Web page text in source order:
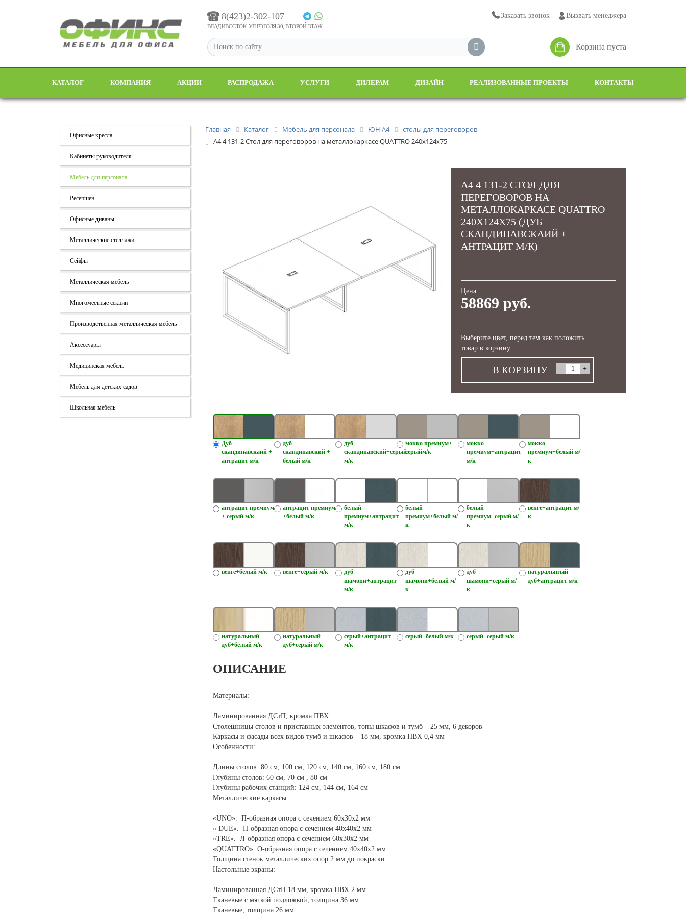
8(423)2-302-107
ВЛАДИВОСТОК, УЛ.ГОГОЛЯ 30, ВТОРОЙ ЭТАЖ
Заказать звонок Вызвать менеджера
Корзина пуста
КАТАЛОГ КОМПАНИЯ АКЦИИ РАСПРОДАЖА УСЛУГИ ДИЛЕРАМ ДИЗАЙН РЕАЛИЗОВАННЫЕ ПРОЕКТЫ КОНТАКТЫ
Офисные кресла
Кабинеты руководителя
Мебель для персонала
Ресепшен
Офисные диваны
Металлические стеллажи
Сейфы
Металлическая мебель
Многоместные секции
Производственная металлическая мебель
Аксессуары
Медицинская мебель
Мебель для детских садов
Школьная мебель
Главная Каталог Мебель для персонала ЮН А4
столы для переговоров
А4 4 131-2 Стол для переговоров на металлокаркасе QUATTRO 240x124x75
А4 4 131-2 СТОЛ ДЛЯ
ПЕРЕГОВОРОВ НА
МЕТАЛЛОКАРКАСЕ QUATTRO
240X124X75 (ДУБ
СКАНДИНАВСКАИЙ +
АНТРАЦИТ М/К)
Цена
58869 руб.
Выберите цвет, перед тем как положить
товар в корзину
В КОРЗИНУ
Дуб
скандинавскаий +
антрацит м/к
дуб
скандинавский +
белый м/к
дуб
скандинавский+серый
м/к
мокко премиум+
серыйм/к
мокко
премиум+антрацит
м/к
мокко
премиум+белый м/
к
антрацит премиум
+ серый м/к
антрацит премиум
+белый м/к
белый
премиум+антрацит
м/к
белый
премиум+белый м/
к
белый
премиум+серый м/
к
венге+антрацит м/
к
венге+белый м/к венге+серый м/к
дуб
шамони+антрацит
м/к
дуб
шамони+белый м/
к
дуб
шамони+серый м/
к
натуральнгый
дуб+антрацит м/к
натуральный
дуб+белый м/к
натуральный
дуб+серый м/к
серый+антрацит
м/к
серый+белый м/к серый+серый м/к
ОПИСАНИЕ
Материалы:
Ламинированная ДСтП, кромка ПВХ
Столешницы столов и приставных элементов, топы шкафов и тумб – 25 мм, 6 декоров
Каркасы и фасады всех видов тумб и шкафов – 18 мм, кромка ПВХ 0,4 мм
Особенности:
Длины столов: 80 см, 100 см, 120 см, 140 см, 160 см, 180 см
Глубины столов: 60 см, 70 см , 80 см
Глубины рабочих станций: 124 см, 144 см, 164 см
Металлические каркасы:
«UNO». П-образная опора с сечением 60х30х2 мм
« DUE». П-образная опора с сечением 40х40х2 мм
«TRE». Л-образная опора с сечением 60х30х2 мм
«QUATTRO». О-образная опора с сечением 40х40х2 мм
Толщина стенок металлических опор 2 мм до покраски
Настольные экраны:
Ламинированная ДСтП 18 мм, кромка ПВХ 2 мм
Тканевые с мягкой подложкой, толщина 36 мм
Тканевые, толщина 26 мм